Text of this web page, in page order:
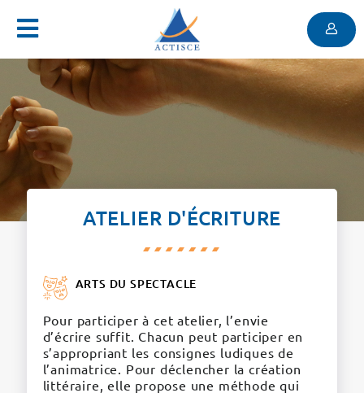
Menu
ATELIER D'ÉCRITURE
ARTS DU SPECTACLE
Pour participer à cet atelier, l’envie
d’écrire suffit. Chacun peut participer en
s’appropriant les consignes ludiques de
l’animatrice. Pour déclencher la création
littéraire, elle propose une méthode qui